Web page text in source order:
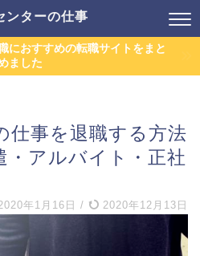
ンターの仕事
におすすめの転職サイトをまと
ました
仕事を退職する方法
・アルバイト・正社
年1月16日 / 2020年12月13日